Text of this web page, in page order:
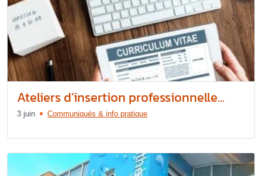
Ateliers d’insertion professionnelle...
3 juin Communiqués & info pratique